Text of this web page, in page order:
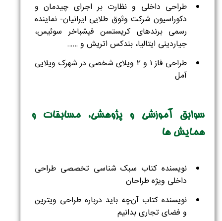
طراحی داخلی و نظارت بر اجرای چیدمان و
دکوراسیون شرکت وثوق طلایی ایرانیان- نماینده
رسمی برندهای کریستسن فیشباخر سوئیس،
جیاردینی ایتالیا، بندکس اتریش و ……
طراحی فاز ۱ و ۲ ویلای شخصی در شهرک ویلایی
آمل
سوابق آموزشی و پژوهشی، مسابقات و
همایش ها
نویسنده کتاب سبک شناسی تخصصی طراحی
داخلی ویژه طراحان
نویسنده کتاب آن‌چه باید درباره طراحی ویترین
و فضای تجاری بدانیم